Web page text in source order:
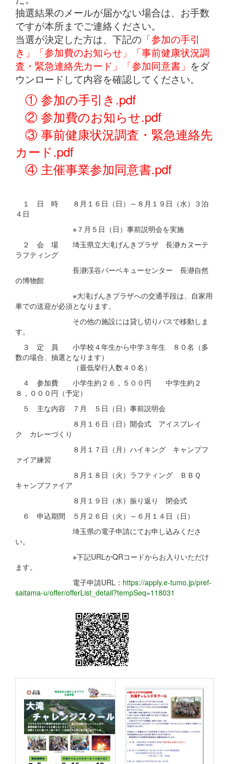
抽選結果のメールが届かない場合は、お手数
ですが本所までご連絡ください。
当選が決定した方は、下記の 「参加の手引
き」「参加費のお知らせ」「事前健康状況調
査・緊急連絡先カード」「参加同意書」 をダ
ウンロードして内容を確認してください。
① 参加の手引き.pdf
② 参加費のお知らせ.pdf
③ 事前健康状況調査・緊急連絡先
カード.pdf
④ 主催事業参加同意書.pdf
１ 日 時 ８月１６日（日）～８月１９日（水）３泊
４日
※７月５日（日）事前説明会を実施
２ 会 場 埼玉県立大滝げんきプラザ 長瀞カヌーテ
ラフティング
長瀞渓谷バーベキューセンター 長瀞自然
の博物館
※大滝げんきプラザへの交通手段は、自家用
車での送迎が必須となります。
その他の施設には貸し切りバスで移動しま
す。
３ 定 員 小学校４年生から中学３年生 ８０名（多
数の場合、抽選となります）
（最低挙行人数４０名）
４ 参加費 小学生約２６，５００円 中学生約２
８，０００円（予定）
５ 主な内容 ７月 ５日（日）事前説明会
８月１６日（日）開会式 アイスブレイ
ク カレーづくり
８月１７日（月）ハイキング キャンプフ
ァイア練習
８月１８日（火）ラフティング ＢＢＱ
キャンプファイア
８月１９日（水）振り返り 閉会式
６ 申込期間 ５月２６日（火）～６月１４日（日）
埼玉県の電子申請にてお申し込みくださ
い。
※下記URLかQRコードからお入りいただけ
ます。
電子申請URL： https://apply.e-tumo.jp/pref-
saitama-u/offer/offerList_detail?tempSeq=118031